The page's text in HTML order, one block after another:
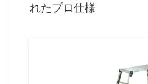
れたプロ仕様